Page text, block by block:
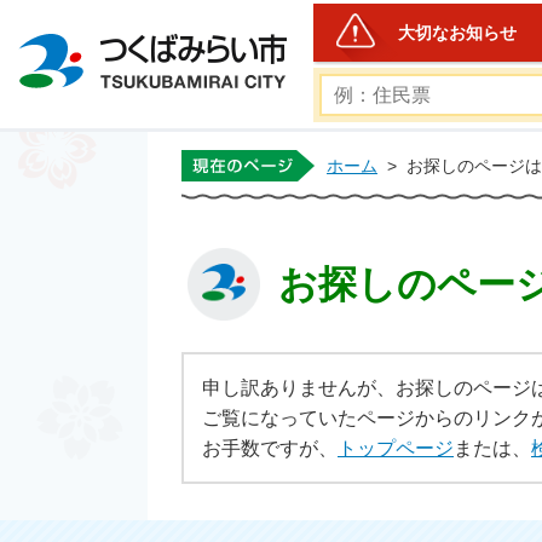
つくばみらい市公式ホーム
大切なお知らせ
ホーム > お探しのページ
お探しのペー
申し訳ありませんが、お探しのページ
ご覧になっていたページからのリン
お手数ですが、
トップページ または、